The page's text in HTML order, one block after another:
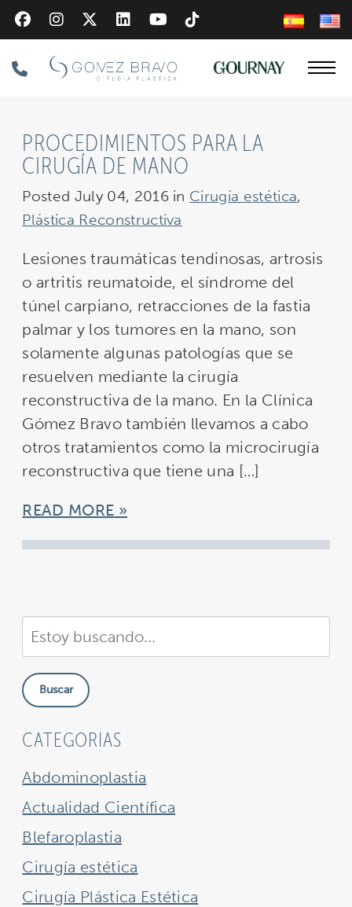
Skip
to
main
content
Phone
PROCEDIMIENTOS PARA LA
CIRUGÍA DE MANO
Posted July 04, 2016 in Cirugía estética,
Plástica Reconstructiva
Lesiones traumáticas tendinosas, artrosis
o artritis reumatoide, el síndrome del
túnel carpiano, retracciones de la fastia
palmar y los tumores en la mano, son
solamente algunas patologías que se
resuelven mediante la cirugía
reconstructiva de la mano. En la Clínica
Gómez Bravo también llevamos a cabo
otros tratamientos como la microcirugía
reconstructiva que tiene una […]
READ MORE
Buscar
en
nuestra
sitioBuscar
CATEGORIAS
Abdominoplastia
Actualidad Científica
Blefaroplastia
Cirugía estética
Cirugía Plástica Estética